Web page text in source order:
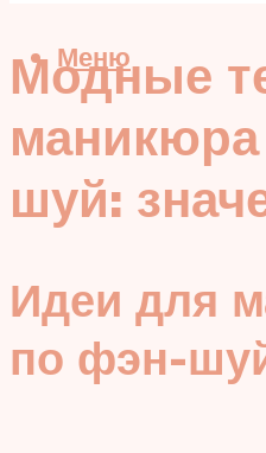
Меню
Модные
шуй:
Идеи для
по фэн-